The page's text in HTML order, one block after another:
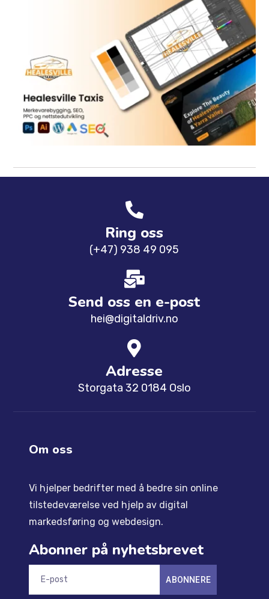
Ring oss
(+47) 938 49 095
Send oss ​​en e-post
hei@digitaldriv.no
Adresse
Storgata 32 0184 Oslo
Om oss
Vi hjelper bedrifter med å bedre sin online
tilstedeværelse ved hjelp av digital
markedsføring og webdesign.
Abonner på nyhetsbrevet
ABONNERE